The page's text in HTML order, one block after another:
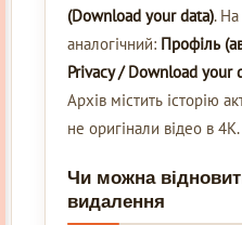
(Download your data).
аналогічний: Профіль
Privacy / Download
Архів містить історію
не оригінали відео в 4K.
Чи можна
видалення